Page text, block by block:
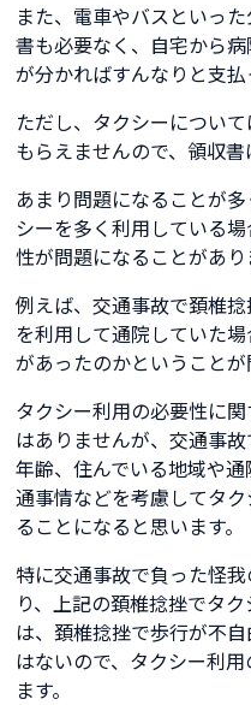
また、電車やバスといっ
書も必要なく、自宅から
が分かればすんなりと支払
ただし、タクシーについ
もらえませんので、領収書
あまり問題になることが
シーを多く利用している
性が問題になることがあり
例えば、交通事故で頚椎
を利用して通院していた
があったのかということが
タクシー利用の必要性に
はありませんが、交通事
年齢、住んでいる地域や
通事情などを考慮してタ
ることになると思います。
特に交通事故で負った怪
り、上記の頚椎捻挫でタ
は、頚椎捻挫で歩行が不
はないので、タクシー利
ます。